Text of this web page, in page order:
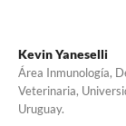
Kevin Yaneselli
Área Inmunología,
Veterinaria,
Uruguay.